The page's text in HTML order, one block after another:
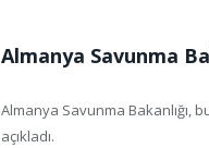
Almanya Savunma
Almanya Savunma Bakanlığı,
açıkladı.